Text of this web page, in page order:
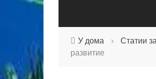
У дома › Статии
развитие